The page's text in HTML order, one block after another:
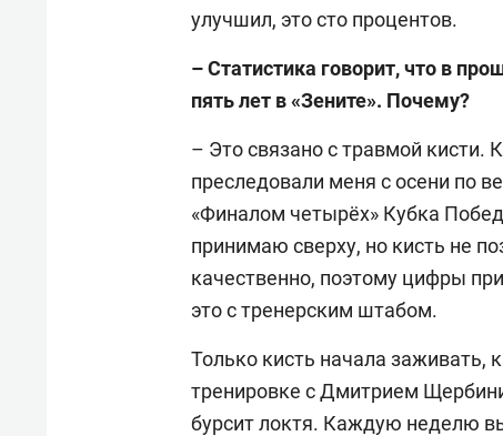
улучшил, это сто процентов.
– Статистика говорит, что в
пять лет в «Зените». Почему?
– Это связано с травмой
преследовали меня с осени по
«Финалом четырёх» Кубка
принимаю сверху, но кисть не
качественно, поэтому цифры
это с тренерским штабом.
Только кисть начала заживать,
тренировке с Дмитрием
бурсит локтя. Каждую неделю